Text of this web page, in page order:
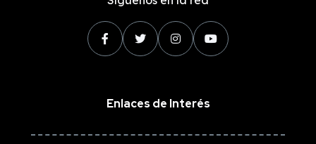
Enlaces de Interés